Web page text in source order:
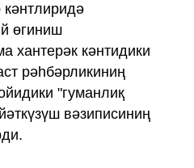
кәнтлиридә
өгиниш
хантерәк кәнтидики
рәһбәрликиниң
"гуманлиқ
вәзиписиниң